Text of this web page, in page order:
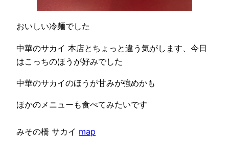
おいしい冷麺でした
中華のサカイ 本店とちょっと違う気がします、今日
はこっちのほうが好みでした
中華のサカイのほうが甘みが強めかも
ほかのメニューも食べてみたいです
みその橋 サカイ map